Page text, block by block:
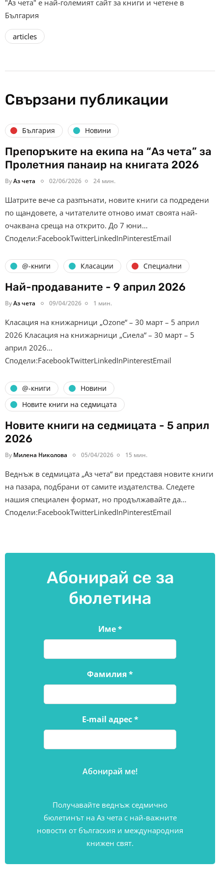
"Аз чета" е най-големият сайт за книги и четене в
България
articles
Свързани публикации
България Новини
Препоръките на екипа на “Аз чета” за
Пролетния панаир на книгата 2026
ByАз чета 02/06/2026 24 мин.
Шатрите вече са разпънати, новите книги са подредени
по щандовете, а читателите отново имат своята най-
очаквана среща на открито. До 7 юни…
Сподели:FacebookTwitterLinkedInPinterestEmail
@-книги Класации Специални
Най-продаваните - 9 април 2026
ByАз чета 09/04/2026 1 мин.
Класация на книжарници „Ozone“ – 30 март – 5 април
2026 Класация на книжарници „Сиела“ – 30 март – 5
април 2026…
Сподели:FacebookTwitterLinkedInPinterestEmail
@-книги
Новини
Новите книги на седмицата
Новите книги на седмицата - 5 април
2026
By Милена Николова 05/04/2026 15 мин.
Веднъж в седмицата „Аз чета“ ви представя новите книги
на пазара, подбрани от самите издателства. Следете
нашия специален формат, но продължавайте да…
Сподели:FacebookTwitterLinkedInPinterestEmail
Абонирай се за
бюлетина
Име*
Фамилия*
E-mail адрес*
Получавайте веднъж седмично
бюлетинът на Аз чета с най-важните
новости от бългаския и международния
книжен свят.